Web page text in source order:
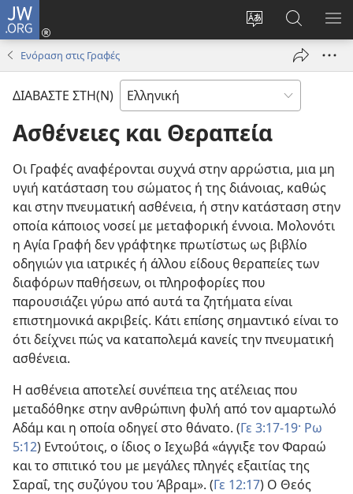
JW.ORG
Αλλαγή
γλώσσας
ιστότοπου
Σύνδεση
(ανοίγει
παράθυρο)
στο
JW.ORG
Ενόραση στις Γραφές
ΔΙΑΒΑΣΤΕ ΣΤΗ(Ν)
Ασθένειες και Θεραπεία
Οι Γραφές αναφέρονται συχνά στην αρρώστια, μια μη
υγιή κατάσταση του σώματος ή της διάνοιας, καθώς
και στην πνευματική ασθένεια, ή στην κατάσταση στην
οποία κάποιος νοσεί με μεταφορική έννοια. Μολονότι
η Αγία Γραφή δεν γράφτηκε πρωτίστως ως βιβλίο
οδηγιών για ιατρικές ή άλλου είδους θεραπείες των
διαφόρων παθήσεων, οι πληροφορίες που
παρουσιάζει γύρω από αυτά τα ζητήματα είναι
επιστημονικά ακριβείς. Κάτι επίσης σημαντικό είναι το
ότι δείχνει πώς να καταπολεμά κανείς την πνευματική
ασθένεια.
Η ασθένεια αποτελεί συνέπεια της ατέλειας που
μεταδόθηκε στην ανθρώπινη φυλή από τον αμαρτωλό
Αδάμ και η οποία οδηγεί στο θάνατο. (Γε 3:17-19· Ρω
5:12) Εντούτοις, ο ίδιος ο Ιεχωβά «άγγιξε τον Φαραώ
και το σπιτικό του με μεγάλες πληγές εξαιτίας της
Σαραΐ, της συζύγου του Άβραμ». (Γε 12:17) Ο Θεός